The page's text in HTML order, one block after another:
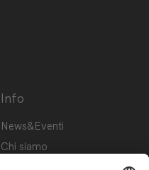
Info
News&Eventi
Chi siamo